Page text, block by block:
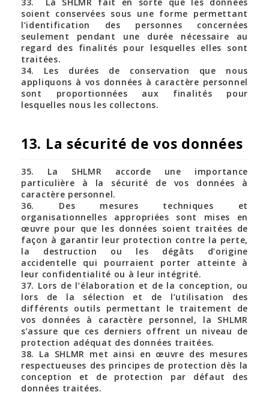
soient conservées sous une forme permettant
l’identification des personnes concernées
seulement pendant une durée nécessaire au
regard des finalités pour lesquelles elles sont
traitées.
34. Les durées de conservation que nous
appliquons à vos données à caractère personnel
sont proportionnées aux finalités pour
lesquelles nous les collectons.
13. La sécurité de vos données
35. La SHLMR accorde une importance
particulière à la sécurité de vos données à
caractère personnel.
36. Des mesures techniques et
organisationnelles appropriées sont mises en
œuvre pour que les données soient traitées de
façon à garantir leur protection contre la perte,
la destruction ou les dégâts d’origine
accidentelle qui pourraient porter atteinte à
leur confidentialité ou à leur intégrité.
37. Lors de l’élaboration et de la conception, ou
lors de la sélection et de l’utilisation des
différents outils permettant le traitement de
vos données à caractère personnel, la SHLMR
s’assure que ces derniers offrent un niveau de
protection adéquat des données traitées.
38. La SHLMR met ainsi en œuvre des mesures
respectueuses des principes de protection dès la
conception et de protection par défaut des
données traitées.